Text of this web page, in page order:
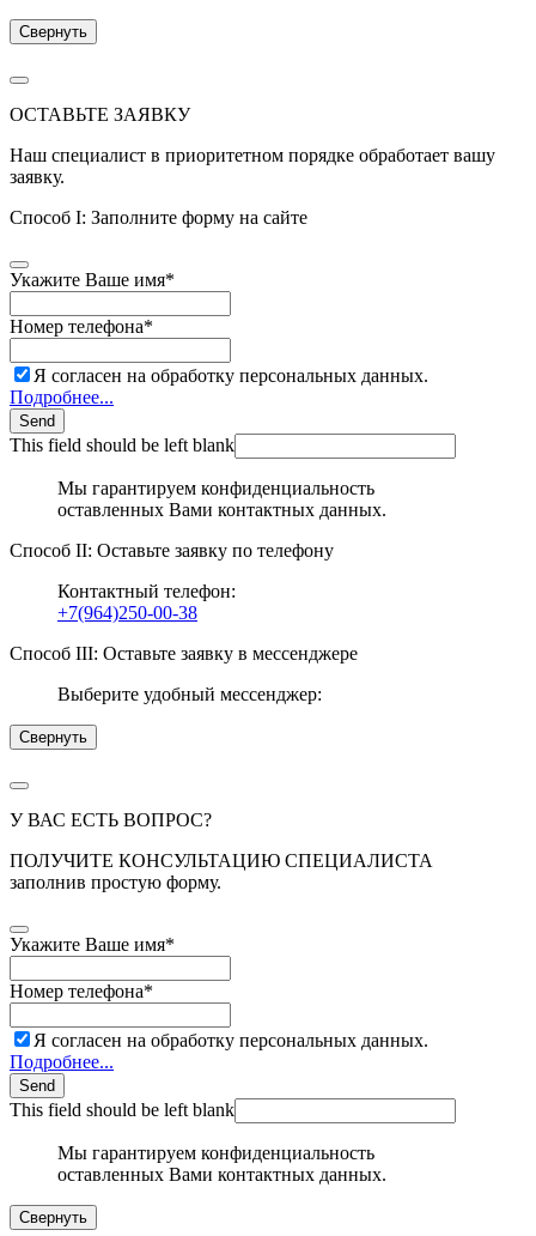
Свернуть
ОСТАВЬТЕ ЗАЯВКУ
Наш специалист в приоритетном порядке обработает вашу
заявку.
Способ I: Заполните форму на сайте
Укажите Ваше имя*
Номер телефона*
Я согласен на обработку персональных данных.
Подробнее...
Send
This field should be left blank
Мы гарантируем конфиденциальность
оставленных Вами контактных данных.
Способ II: Оставьте заявку по телефону
Контактный телефон:
+7(964)250-00-38
Способ III: Оставьте заявку в мессенджере
Выберите удобный мессенджер:
Свернуть
У ВАС ЕСТЬ ВОПРОС?
ПОЛУЧИТЕ КОНСУЛЬТАЦИЮ СПЕЦИАЛИСТА
заполнив простую форму.
Укажите Ваше имя*
Номер телефона*
Я согласен на обработку персональных данных.
Подробнее...
Send
This field should be left blank
Мы гарантируем конфиденциальность
оставленных Вами контактных данных.
Свернуть